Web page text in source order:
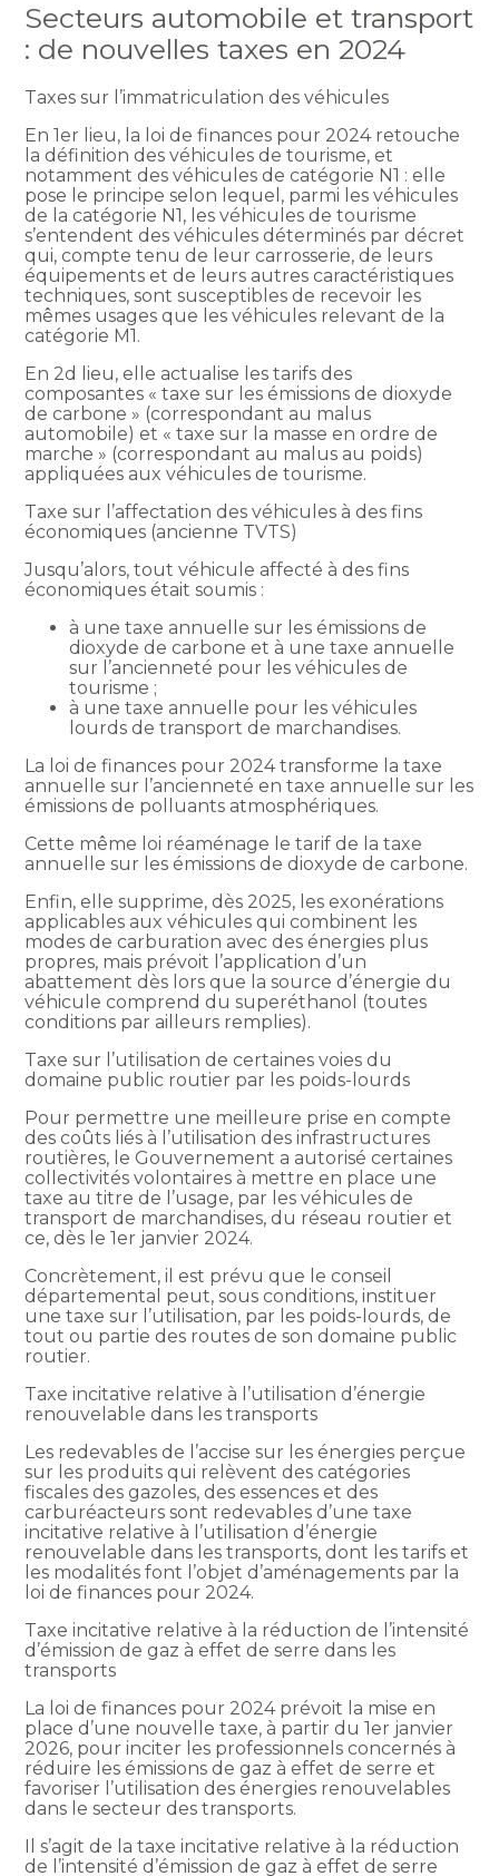
Secteurs automobile et transport
: de nouvelles taxes en 2024
Taxes sur l’immatriculation des véhicules
En 1er lieu, la loi de finances pour 2024 retouche
la définition des véhicules de tourisme, et
notamment des véhicules de catégorie N1 : elle
pose le principe selon lequel, parmi les véhicules
de la catégorie N1, les véhicules de tourisme
s’entendent des véhicules déterminés par décret
qui, compte tenu de leur carrosserie, de leurs
équipements et de leurs autres caractéristiques
techniques, sont susceptibles de recevoir les
mêmes usages que les véhicules relevant de la
catégorie M1.
En 2d lieu, elle actualise les tarifs des
composantes « taxe sur les émissions de dioxyde
de carbone » (correspondant au malus
automobile) et « taxe sur la masse en ordre de
marche » (correspondant au malus au poids)
appliquées aux véhicules de tourisme.
Taxe sur l’affectation des véhicules à des fins
économiques (ancienne TVTS)
Jusqu’alors, tout véhicule affecté à des fins
économiques était soumis :
à une taxe annuelle sur les émissions de
dioxyde de carbone et à une taxe annuelle
sur l’ancienneté pour les véhicules de
tourisme ;
à une taxe annuelle pour les véhicules
lourds de transport de marchandises.
La loi de finances pour 2024 transforme la taxe
annuelle sur l’ancienneté en taxe annuelle sur les
émissions de polluants atmosphériques.
Cette même loi réaménage le tarif de la taxe
annuelle sur les émissions de dioxyde de carbone.
Enfin, elle supprime, dès 2025, les exonérations
applicables aux véhicules qui combinent les
modes de carburation avec des énergies plus
propres, mais prévoit l’application d’un
abattement dès lors que la source d’énergie du
véhicule comprend du superéthanol (toutes
conditions par ailleurs remplies).
Taxe sur l’utilisation de certaines voies du
domaine public routier par les poids-lourds
Pour permettre une meilleure prise en compte
des coûts liés à l’utilisation des infrastructures
routières, le Gouvernement a autorisé certaines
collectivités volontaires à mettre en place une
taxe au titre de l’usage, par les véhicules de
transport de marchandises, du réseau routier et
ce, dès le 1er janvier 2024.
Concrètement, il est prévu que le conseil
départemental peut, sous conditions, instituer
une taxe sur l’utilisation, par les poids-lourds, de
tout ou partie des routes de son domaine public
routier.
Taxe incitative relative à l’utilisation d’énergie
renouvelable dans les transports
Les redevables de l’accise sur les énergies perçue
sur les produits qui relèvent des catégories
fiscales des gazoles, des essences et des
carburéacteurs sont redevables d’une taxe
incitative relative à l’utilisation d’énergie
renouvelable dans les transports, dont les tarifs et
les modalités font l’objet d’aménagements par la
loi de finances pour 2024.
Taxe incitative relative à la réduction de l’intensité
d’émission de gaz à effet de serre dans les
transports
La loi de finances pour 2024 prévoit la mise en
place d’une nouvelle taxe, à partir du 1er janvier
2026, pour inciter les professionnels concernés à
réduire les émissions de gaz à effet de serre et
favoriser l’utilisation des énergies renouvelables
dans le secteur des transports.
Il s’agit de la taxe incitative relative à la réduction
de l’intensité d’émission de gaz à effet de serre